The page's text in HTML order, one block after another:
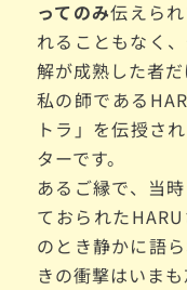
ってのみ伝えら
れることもなく
解が成熟した者だ
私の師である
トラ」を伝授さ
ターです。
あるご縁で、当
ておられた
のとき静かに語
きの衝撃はいまも